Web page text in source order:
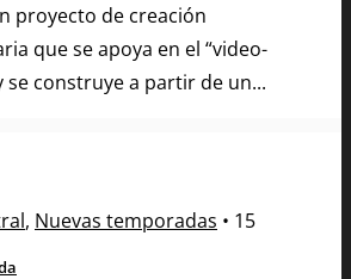
proyecto de creación
que se apoya en el “video-
se construye a partir de un...
, Nuevas temporadas • 15